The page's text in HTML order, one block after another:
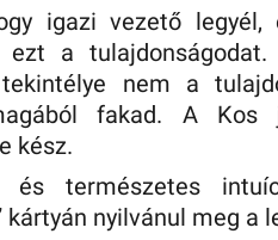
igazi vezető legyél,
ezt a
nem a
fakad. A Kos
kész.
és természetes
kártyán nyilvánul meg a